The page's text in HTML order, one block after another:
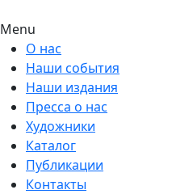
Menu
О нас
Наши события
Наши издания
Пресса о нас
Художники
Каталог
Публикации
Контакты